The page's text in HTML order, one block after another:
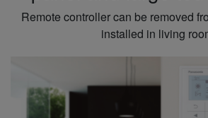
Remote controller can be removed
installed in living